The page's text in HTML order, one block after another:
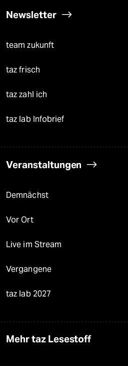
Newsletter
team zukunft
taz frisch
taz zahl ich
taz lab Infobrief
Veranstaltungen
Demnächst
Vor Ort
Live im Stream
Vergangene
taz lab 2027
Mehr taz Lesestoff